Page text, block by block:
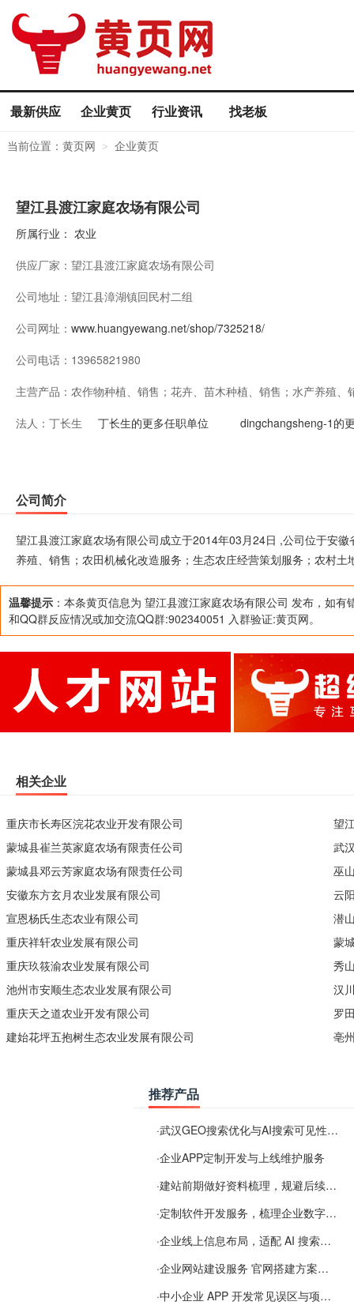
最新供应 企业黄页 行业资讯 找老板
当前位置： 黄页网 > 企业黄页
望江县渡江家庭农场有限公司
所属行业： 农业
供应厂家： 望江县渡江家庭农场有限公司
公司地址： 望江县漳湖镇回民村二组
公司网址： www.huangyewang.net/shop/7325218/
公司电话： 13965821980
主营产品： 农作物种植、销售；花卉、苗木种植、销售；水产养殖
庄经营策划服务；农村土地承包经营权流转；提供休闲观
法人： 丁长生 丁长生的更多任职单位 dingchangsheng-1的
公司简介
望江县渡江家庭农场有限公司成立于2014年03月24日 ,公司位于安
养殖、销售；农田机械化改造服务；生态农庄经营策划服务；农村
温馨提示 ：本条黄页信息为 望江县渡江家庭农场有限公司 发布，如有
和QQ群反应情况或加交流QQ群:902340051 入群验证:黄页网。
相关企业
重庆市长寿区浣花农业开发有限公司
蒙城县崔兰英家庭农场有限责任公司
蒙城县邓云芳家庭农场有限责任公司
安徽东方玄月农业发展有限公司
宣恩杨氏生态农业有限公司
重庆祥轩农业发展有限公司
重庆玖筱渝农业发展有限公司
池州市安顺生态农业发展有限公司
重庆天之道农业开发有限公司
建始花坪五抱树生态农业发展有限公司
望
武
巫
云
潜
蒙
秀
汉
罗
亳
推荐产品
·武汉GEO搜索优化与AI搜索可见性服务
·企业APP定制开发与上线维护服务
·建站前期做好资料梳理，规避后续各类使用难题
·定制软件开发服务，梳理企业数字化落地常见难点
·企业线上信息布局，适配 AI 搜索需要留意这些要点
·企业网站建设服务 官网搭建方案经验分享
·中小企业 APP 开发常见误区与项目规划实用经验